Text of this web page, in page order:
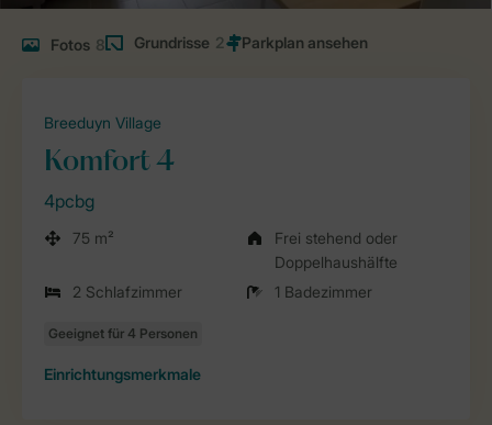
Fotos 8 Grundrisse 2
Breeduyn Village
Komfort 4
4pcbg
75 m²
Frei stehend oder
Doppelhaushälfte
2 Schlafzimmer
1 Badezimmer
Einrichtungsmerkmale